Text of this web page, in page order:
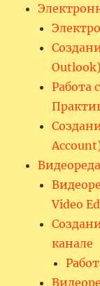
Outlook)
Работа
Video
канале